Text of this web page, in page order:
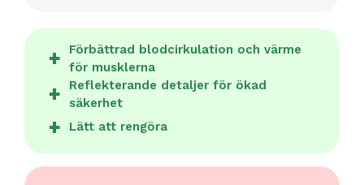
Förbättrad blodcirkulation och värme
för musklerna
Reflekterande detaljer för ökad
säkerhet
Lätt att rengöra